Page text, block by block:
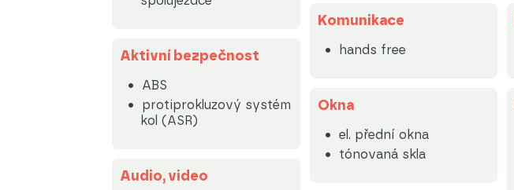
Aktivní bezpečnost
ABS
protiprokluzový systém
kol (ASR)
Audio, video
Komunikace
hands free
Okna
el. přední okna
tónovaná skla